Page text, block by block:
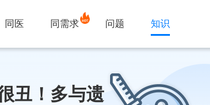
同医 同需求 问题 知识
丑！多与遗